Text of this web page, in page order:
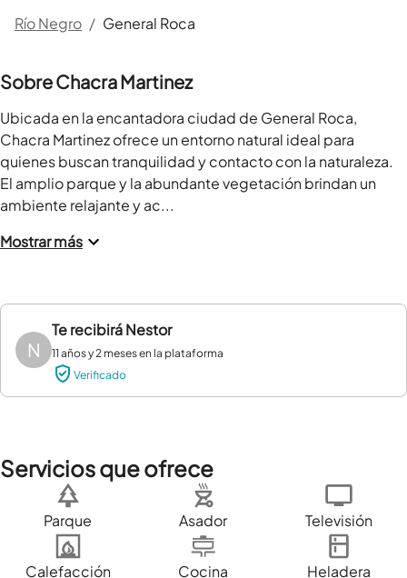
Río Negro / General Roca
Sobre Chacra Martinez
Ubicada en la encantadora ciudad de General Roca,
Chacra Martinez ofrece un entorno natural ideal para
quienes buscan tranquilidad y contacto con la naturaleza.
El amplio parque y la abundante vegetación brindan un
ambiente relajante y ac...
Mostrar más
N
Te recibiráNestor
11 años y 2 meses en la plataforma
Verificado
Servicios que ofrece
Parque Asador Televisión
Calefacción Cocina
Heladera